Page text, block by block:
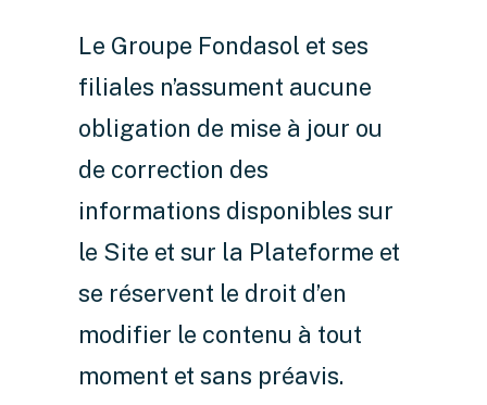
Le Groupe Fondasol et ses
filiales n’assument aucune
obligation de mise à jour ou
de correction des
informations disponibles sur
le Site et sur la Plateforme et
se réservent le droit d’en
modifier le contenu à tout
moment et sans préavis.